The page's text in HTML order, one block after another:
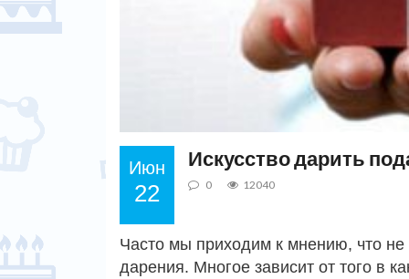
Июн
22
Искусство дарить
0 12040
Часто мы приходим к мнению, что не
дарения. Многое зависит от того в